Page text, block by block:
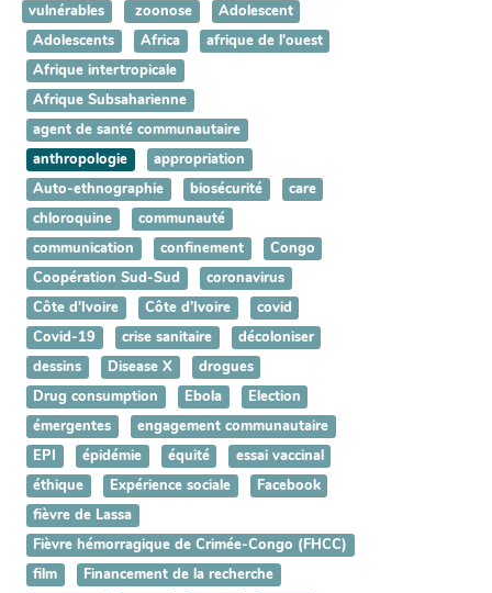
vulnérables
zoonose
Adolescent
Adolescents
Africa
afrique de l'ouest
Afrique intertropicale
Afrique Subsaharienne
agent de santé communautaire
anthropologie
appropriation
Auto-ethnographie
biosécurité
care
chloroquine
communauté
communication
confinement
Congo
Coopération Sud-Sud
coronavirus
Côte d'Ivoire
Côte d’Ivoire
covid
Covid-19
crise sanitaire
décoloniser
dessins
Disease X
drogues
Drug consumption
Ebola
Election
émergentes
engagement communautaire
EPI
épidémie équité
essai vaccinal
éthique
Expérience sociale
Facebook
fièvre de Lassa
Fièvre hémorragique de Crimée-Congo (FHCC)
film
Financement de la recherche